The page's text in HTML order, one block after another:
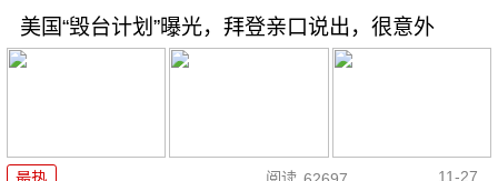
美国“毁台计划”曝光，拜登亲口说出，很意外
11-27